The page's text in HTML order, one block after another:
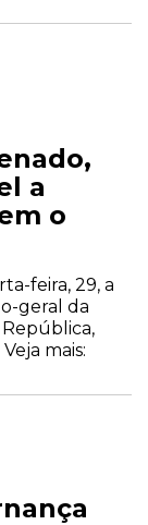
a
o
feira, 29, a
geral da
mais: